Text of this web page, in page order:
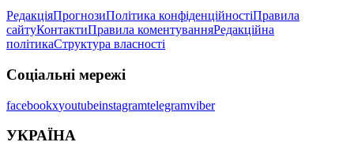
РедакціяПрогнозиПолітика конфіденційностіПравила
сайтуКонтактиПравила коментуванняРедакційна
політикаСтруктура власності
Соціальні мережі
facebookxyoutubeinstagramtelegramviber
УКРАЇНА